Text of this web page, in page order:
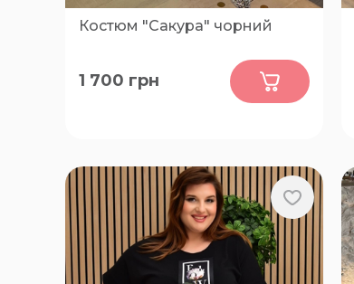
Костюм "Сакура" чорний
1 700 грн